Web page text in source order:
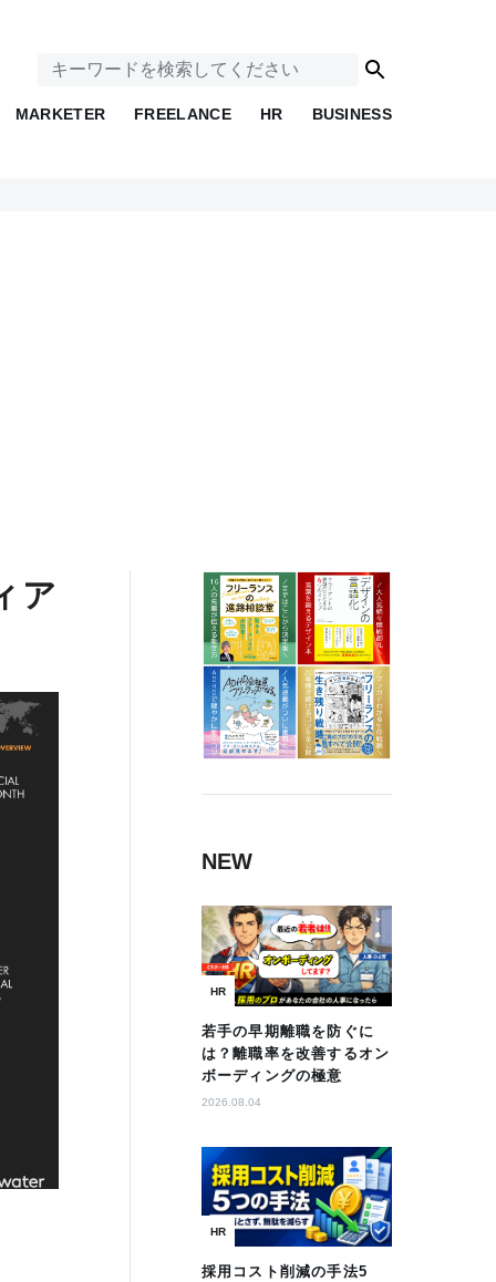
MARKETER FREELANCE HR BUSINESS
ア
NEW
HR
若手の早期離職を防ぐに
は？離職率を改善するオン
ボーディングの極意
2026.08.04
HR
採用コスト削減の手法5